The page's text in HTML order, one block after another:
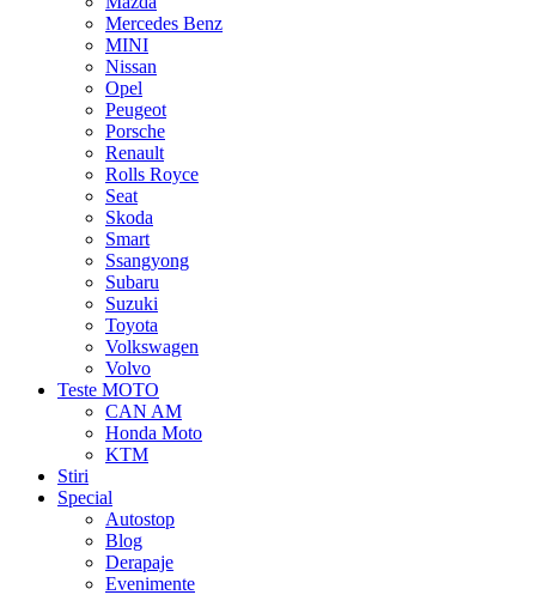
Mercedes Benz
MINI
Nissan
Opel
Peugeot
Porsche
Renault
Rolls Royce
Seat
Skoda
Smart
Ssangyong
Subaru
Suzuki
Toyota
Volkswagen
Volvo
Teste MOTO
CAN AM
Honda Moto
KTM
Stiri
Special
Autostop
Blog
Derapaje
Evenimente